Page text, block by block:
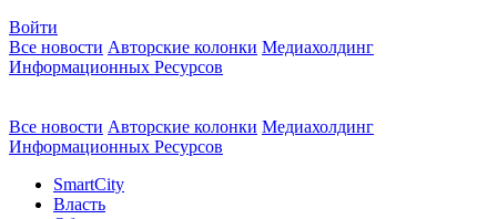
Войти
Все новости Авторские колонки Медиахолдинг
Информационных Ресурсов
Все новости Авторские колонки Медиахолдинг
Информационных Ресурсов
SmartCity
Власть